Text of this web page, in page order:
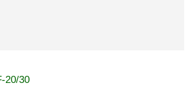
20/30